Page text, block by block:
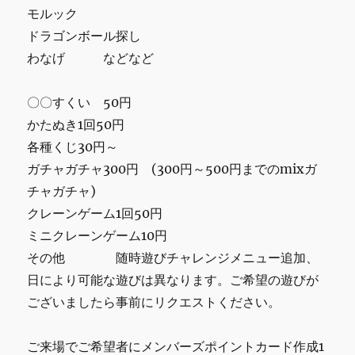
モルック
ドラゴンボール探し
わなげ などなど
〇〇すくい 50円
かたぬき1回50円
各種くじ30円～
ガチャガチャ300円 (300円～500円までのmixガ
チャガチャ)
クレーンゲーム1回50円
ミニクレーンゲーム10円
その他 随時遊びチャレンジメニュー追加、
日により可能な遊びは異なります。ご希望の遊びが
ございましたら事前にリクエストください。
ご来場でご希望者にメンバーズポイントカード作成1